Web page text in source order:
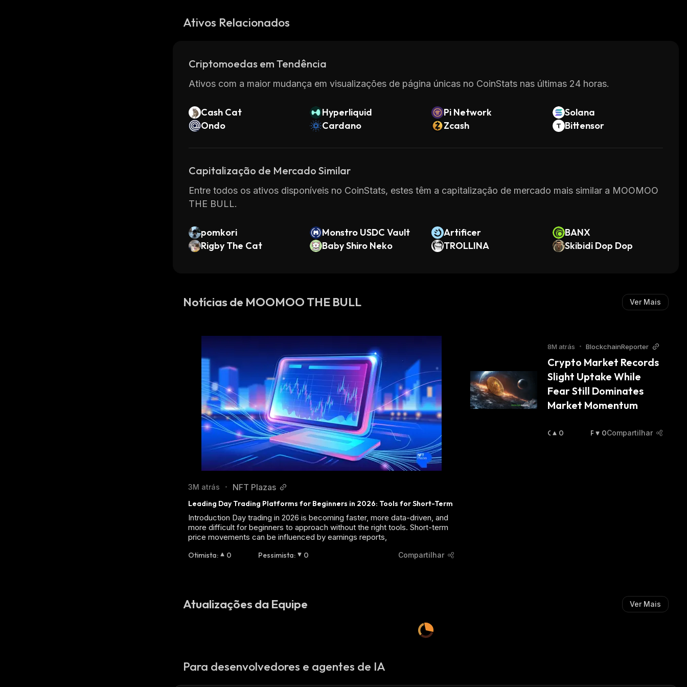
Ativos Relacionados
Criptomoedas em Tendência
Ativos com a maior mudança em visualizações de página únicas no CoinStats nas últimas 24 horas.
Cash Cat Hyperliquid Pi Network
Solana
Ondo
Cardano Zcash Bittensor
Capitalização de Mercado Similar
Entre todos os ativos disponíveis no CoinStats, estes têm a capitalização de mercado mais similar a MOOMOO
THE BULL.
pomkori Monstro USDC Vault Artificer
BANX
Rigby The Cat
Baby Shiro Neko TROLLINA Skibidi Dop Dop
Notícias de MOOMOO THE BULL Ver Mais
3M atrás • NFT Plazas
Leading Day Trading Platforms for Beginners in 2026: Tools for Short-Term
Introduction Day trading in 2026 is becoming faster, more data-driven, and
more difficult for beginners to approach without the right tools. Short-term
price movements can be influenced by earnings reports,
Otimista: 0 Pessimista: 0 Compartilhar
8M atrás • BlockchainReporter
Crypto Market Records
Slight Uptake While
Fear Still Dominates
Market Momentum
O
0
P
0Compartilhar
Atualizações da Equipe Ver Mais
Para desenvolvedores e agentes de IA